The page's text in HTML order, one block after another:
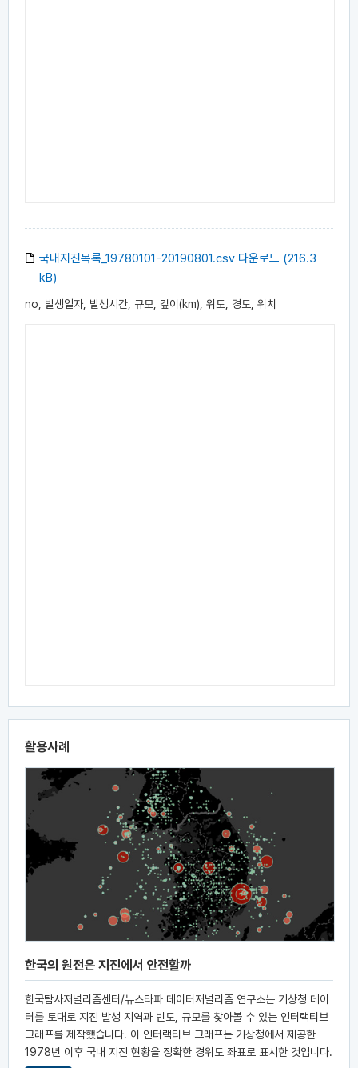
국내지진목록_19780101-20190801.csv 다운로드 (216.3
kB)
no, 발생일자, 발생시간, 규모, 깊이(km), 위도, 경도, 위치
활용사례
한국의 원전은 지진에서 안전할까
한국탐사저널리즘센터/뉴스타파 데이터저널리즘 연구소는 기상청 데이
터를 토대로 지진 발생 지역과 빈도, 규모를 찾아볼 수 있는 인터랙티브
그래프를 제작했습니다. 이 인터랙티브 그래프는 기상청에서 제공한
1978년 이후 국내 지진 현황을 정확한 경위도 좌표로 표시한 것입니다.